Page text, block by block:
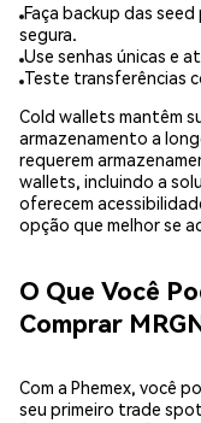
Faça backup das
segura.
Use senhas únicas e
Teste transferências
Cold wallets mantêm
armazenamento a
requerem
wallets, incluindo a
oferecem
opção que melhor se
O Que Você
Comprar
Com a Phemex, você
seu primeiro trade